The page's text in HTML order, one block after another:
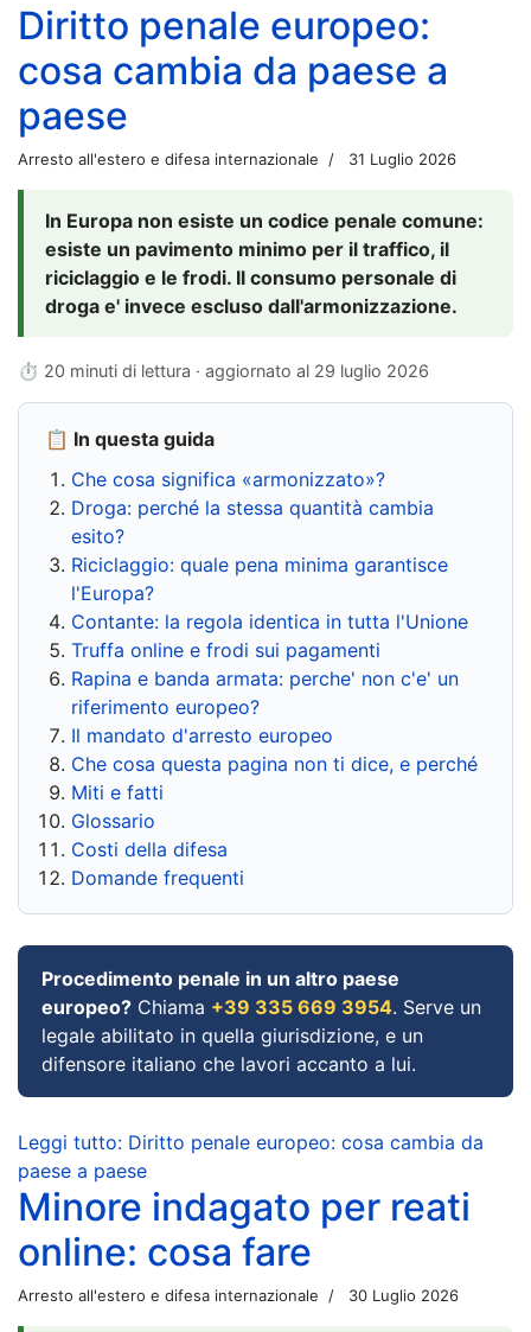
Diritto penale europeo:
cosa cambia da paese a
paese
Arresto all'estero e difesa internazionale 31 Luglio 2026
In Europa non esiste un codice penale comune:
esiste un pavimento minimo per il traffico, il
riciclaggio e le frodi. Il consumo personale di
droga e' invece escluso dall'armonizzazione.
⏱ 20 minuti di lettura · aggiornato al 29 luglio 2026
📋 In questa guida
Che cosa significa «armonizzato»?
Droga: perché la stessa quantità cambia
esito?
Riciclaggio: quale pena minima garantisce
l'Europa?
Contante: la regola identica in tutta l'Unione
Truffa online e frodi sui pagamenti
Rapina e banda armata: perche' non c'e' un
riferimento europeo?
Il mandato d'arresto europeo
Che cosa questa pagina non ti dice, e perché
Miti e fatti
Glossario
Costi della difesa
Domande frequenti
Procedimento penale in un altro paese
europeo? Chiama +39 335 669 3954. Serve un
legale abilitato in quella giurisdizione, e un
difensore italiano che lavori accanto a lui.
Leggi tutto: Diritto penale europeo: cosa cambia da
paese a paese
Minore indagato per reati
online: cosa fare
Arresto all'estero e difesa internazionale 30 Luglio 2026